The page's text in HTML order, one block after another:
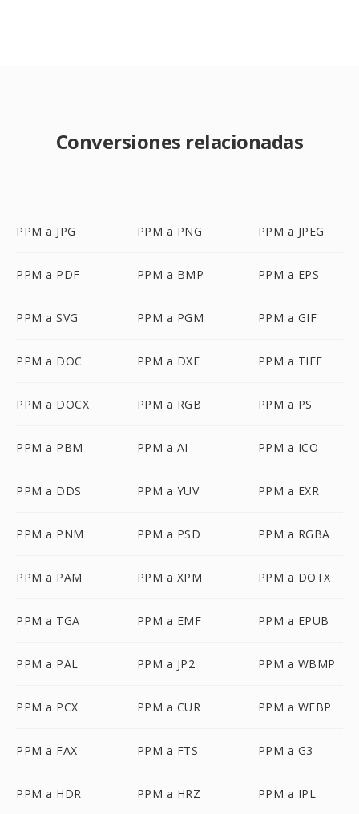
Conversiones relacionadas
PPM a JPG PPM a PNG PPM a JPEG
PPM a PDF PPM a BMP PPM a EPS
PPM a SVG PPM a PGM PPM a GIF
PPM a DOC PPM a DXF PPM a TIFF
PPM a DOCX PPM a RGB PPM a PS
PPM a PBM PPM a AI PPM a ICO
PPM a DDS PPM a YUV PPM a EXR
PPM a PNM PPM a PSD PPM a RGBA
PPM a PAM PPM a XPM PPM a DOTX
PPM a TGA PPM a EMF PPM a EPUB
PPM a PAL PPM a JP2 PPM a WBMP
PPM a PCX PPM a CUR PPM a WEBP
PPM a FAX PPM a FTS PPM a G3
PPM a HDR PPM a HRZ PPM a IPL